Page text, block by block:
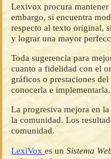
Lexivox procura
embargo, si encuentra
respecto al texto original,
y lograr una mayor
Toda sugerencia para
cuanto a fidelidad con el
gráficos o prestaciones del
conocerla e implementarla.
La progresiva mejora en
la comunidad. Los
comunidad.
LexiVoxes unSistema